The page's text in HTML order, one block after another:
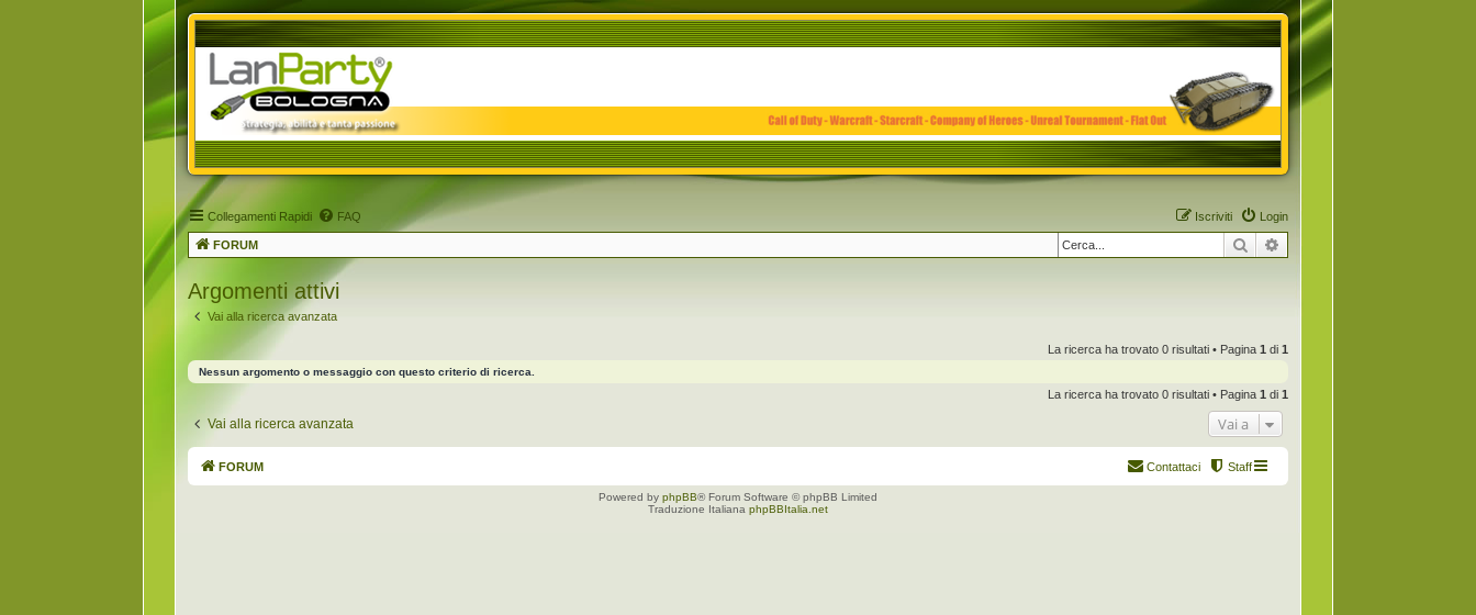
Collegamenti Rapidi FAQ Login
Iscriviti
FORUM Cerca
Argomenti attivi
Vai alla ricerca avanzata
La ricerca ha trovato 0 risultati • Pagina 1 di 1
Nessun argomento o messaggio con questo criterio di ricerca.
La ricerca ha trovato 0 risultati • Pagina 1 di 1
Vai alla ricerca avanzata Vai a
FORUM Staff
Contattaci
Powered by phpBB® Forum Software © phpBB Limited
Traduzione Italiana phpBBItalia.net